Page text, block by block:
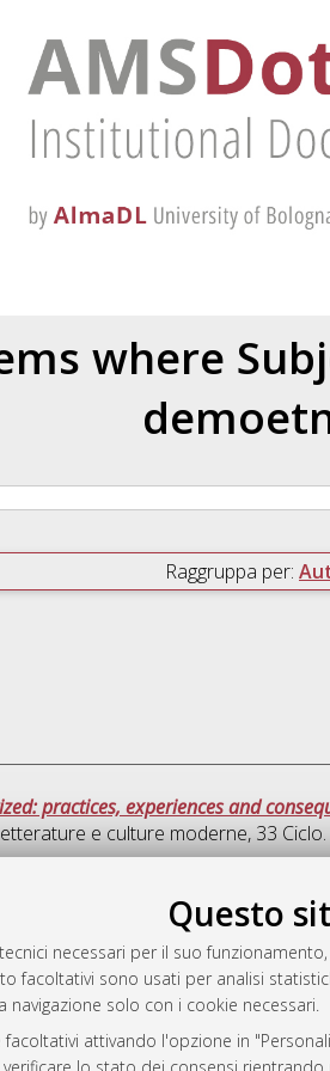
Questo
necessari per il suo
facoltativi sono usati per analisi
solo con i cookie necessari.
attivando l'opzione in
where
Raggruppa per:
practices, experiences and
e culture moderne, 33
AMS Dottorato
ISSN: 2038-7946
Servizio implementato e gestito da
Impostazioni Cookie